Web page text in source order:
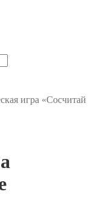
игра «Сосчитай